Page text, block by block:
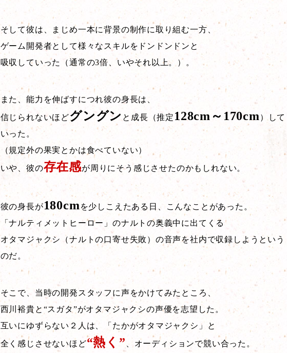
そして彼は、まじめ一本に背景の制作に取り組む一方、
ゲーム開発者として様々なスキルをドンドンドンと
吸収していった（通常の3倍、いやそれ以上。）。
また、能力を伸ばすにつれ彼の身長は、
信じられないほどグングン と成長（推定 128cm～170cm ）して
いった。
（規定外の果実とかは食べていない）
いや、彼の存在感が周りにそう感じさせたのかもしれない。
彼の身長が180cm を少しこえたある日、こんなことがあった。
「ナルティメットヒーロー」のナルトの奥義中に出てくる
オタマジャクシ（ナルトの口寄せ失敗）の音声を社内で収録しようという
のだ。
そこで、当時の開発スタッフに声をかけてみたところ、
西川裕貴と“スガタ”がオタマジャクシの声優を志望した。
互いにゆずらない２人は、「たかがオタマジャクシ」と
全く感じさせないほど“熱く”、オーディションで競い合った。